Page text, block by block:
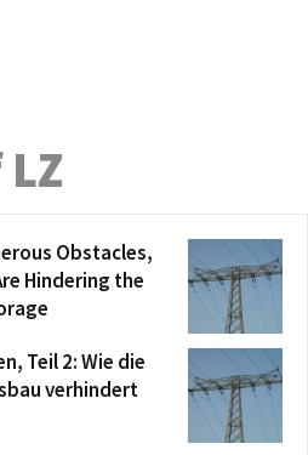
Obstacles,
Hindering the
Teil 2: Wie die
verhindert